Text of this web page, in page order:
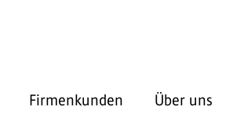
Firmenkunden Über uns